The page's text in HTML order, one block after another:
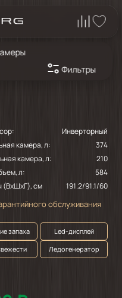
Фильтры
Инверторный
камера, л:
374
камера, л:
210
л:
584
(ВхШхГ), см
191.2/91.1/60
обслуживания
запаха
Led-дисплей
Ледогенератор